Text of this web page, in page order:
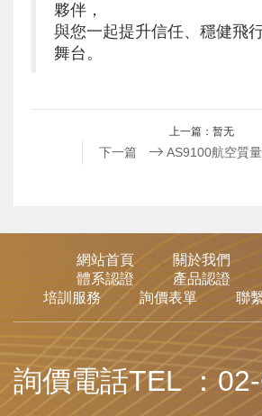
夥伴，
與您一起提升信任、穩健飛
舞台。
上一篇：暂无
下一篇 AS9100航空質
網站首頁 關於我們
體系認證
產品認證
培訓服務
詢價表單 聯
詢價電話TEL ：